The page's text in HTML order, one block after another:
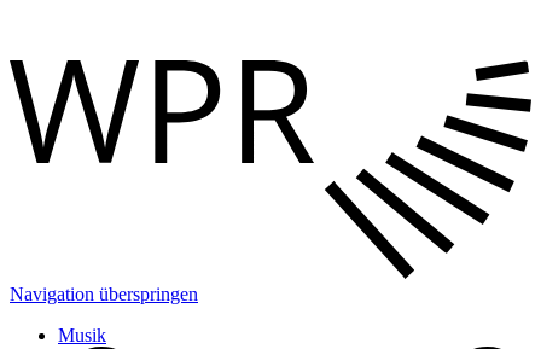
Navigation überspringen
Musik